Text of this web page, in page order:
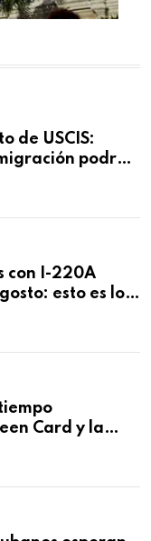
de USCIS:
podrán
con I-220A
esto es lo
Card y la